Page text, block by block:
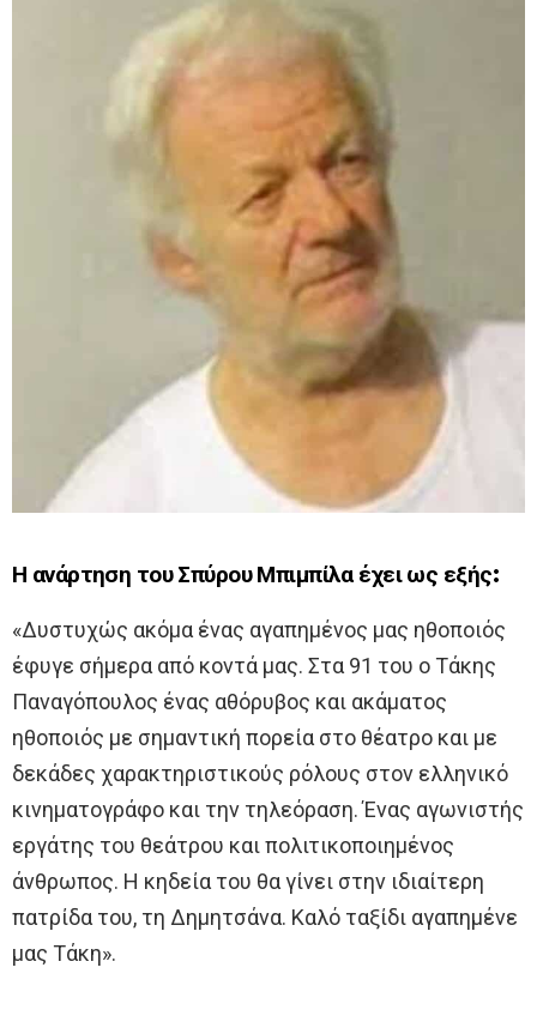
Η ανάρτηση του Σπύρου Μπιμπίλα έχει ως εξής:
«Δυστυχώς ακόμα ένας αγαπημένος μας ηθοποιός
έφυγε σήμερα από κοντά μας. Στα 91 του ο Τάκης
Παναγόπουλος ένας αθόρυβος και ακάματος
ηθοποιός με σημαντική πορεία στο θέατρο και με
δεκάδες χαρακτηριστικούς ρόλους στον ελληνικό
κινηματογράφο και την τηλεόραση. Ένας αγωνιστής
εργάτης του θεάτρου και πολιτικοποιημένος
άνθρωπος. Η κηδεία του θα γίνει στην ιδιαίτερη
πατρίδα του, τη Δημητσάνα. Καλό ταξίδι αγαπημένε
μας Τάκη».